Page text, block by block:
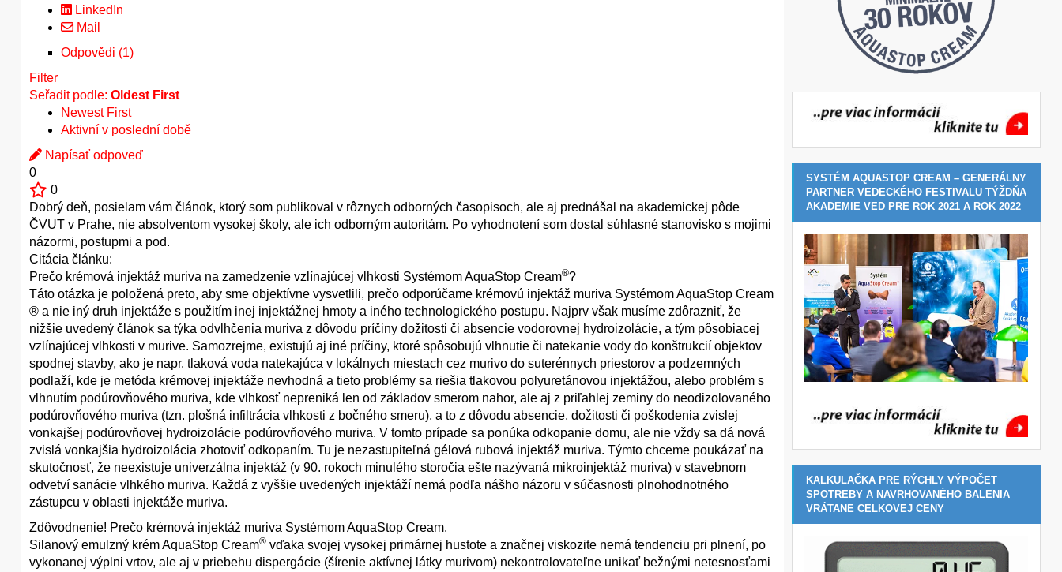
LinkedIn
Mail
Odpovědi (1)
Filter
Seřadit podle: Oldest First
Newest First
Aktivní v poslední době
Napísať odpoveď
0
0
Dobrý deň, posielam vám článok, ktorý som publikoval v rôznych odborných časopisoch, ale aj prednášal na akademickej pôde
ČVUT v Prahe, nie absolventom vysokej školy, ale ich odborným autoritám. Po vyhodnotení som dostal súhlasné stanovisko s mojimi
názormi, postupmi a pod.
Citácia článku:
Prečo krémová injektáž muriva na zamedzenie vzlínajúcej vlhkosti Systémom AquaStop Cream®?
Táto otázka je položená preto, aby sme objektívne vysvetlili, prečo odporúčame krémovú injektáž muriva Systémom AquaStop Cream
® a nie iný druh injektáže s použitím inej injektážnej hmoty a iného technologického postupu. Najprv však musíme zdôrazniť, že
nižšie uvedený článok sa týka odvlhčenia muriva z dôvodu príčiny dožitosti či absencie vodorovnej hydroizolácie, a tým pôsobiacej
vzlínajúcej vlhkosti v murive. Samozrejme, existujú aj iné príčiny, ktoré spôsobujú vlhnutie či natekanie vody do konštrukcií objektov
spodnej stavby, ako je napr. tlaková voda natekajúca v lokálnych miestach cez murivo do suterénnych priestorov a podzemných
podlaží, kde je metóda krémovej injektáže nevhodná a tieto problémy sa riešia tlakovou polyuretánovou injektážou, alebo problém s
vlhnutím podúrovňového muriva, kde vlhkosť nepreniká len od základov smerom nahor, ale aj z priľahlej zeminy do neodizolovaného
podúrovňového muriva (tzn. plošná infiltrácia vlhkosti z bočného smeru), a to z dôvodu absencie, dožitosti či poškodenia zvislej
vonkajšej podúrovňovej hydroizolácie podúrovňového muriva. V tomto prípade sa ponúka odkopanie domu, ale nie vždy sa dá nová
zvislá vonkajšia hydroizolácia zhotoviť odkopaním. Tu je nezastupiteľná gélová rubová injektáž muriva. Týmto chceme poukázať na
skutočnosť, že neexistuje univerzálna injektáž (v 90. rokoch minulého storočia ešte nazývaná mikroinjektáž muriva) v stavebnom
odvetví sanácie vlhkého muriva. Každá z vyššie uvedených injektáží nemá podľa nášho názoru v súčasnosti plnohodnotného
zástupcu v oblasti injektáže muriva.
Zdôvodnenie! Prečo krémová injektáž muriva Systémom AquaStop Cream.
Silanový emulzný krém AquaStop Cream® vďaka svojej vysokej primárnej hustote a značnej viskozite nemá tendenciu pri plnení, po
vykonanej výplni vrtov, ale aj v priebehu dispergácie (šírenie aktívnej látky murivom) nekontrolovateľne unikať bežnými netesnosťami
SYSTÉM AQUASTOP CREAM – GENERÁLNY
PARTNER VEDECKÉHO FESTIVALU TÝŽDŇA
AKADEMIE VED PRE ROK 2021 A ROK 2022
KALKULAČKA PRE RÝCHLY VÝPOČET
SPOTREBY A NAVRHOVANÉHO BALENIA
VRÁTANE CELKOVEJ CENY